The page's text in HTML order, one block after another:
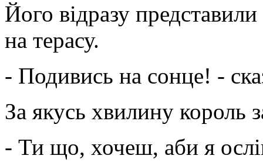
Його відразу
на терасу.
- Подивись на сонце! -
За якусь хвилину король
- Ти що, хочеш, аби я